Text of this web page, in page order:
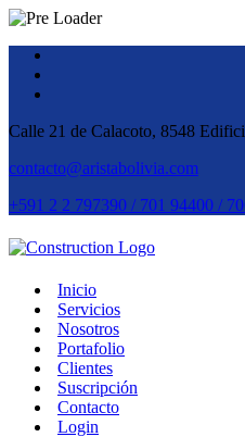
Calle 21 de Calacoto, 8548
contacto@aristabolivia.com
+591 2 2 797390 / 701 94400 /
Inicio
Servicios
Nosotros
Portafolio
Clientes
Suscripción
Contacto
Login